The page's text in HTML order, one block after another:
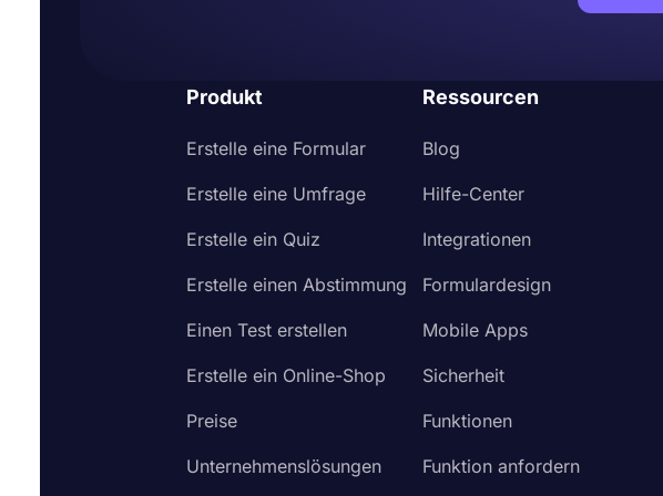
Produkt
Erstelle eine Formular
Erstelle eine Umfrage
Erstelle ein Quiz
Erstelle einen Abstimmung
Einen Test erstellen
Erstelle ein Online-Shop
Preise
Unternehmenslösungen
Ressourcen
Blog
Hilfe-Center
Integrationen
Formulardesign
Mobile Apps
Sicherheit
Funktionen
Funktion anfordern